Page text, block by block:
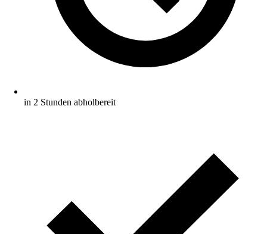
in 2 Stunden abholbereit